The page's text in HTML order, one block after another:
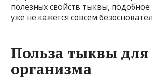
полезных свойств тыквы,
уже не кажется совсем
Польза тыквы для
организма